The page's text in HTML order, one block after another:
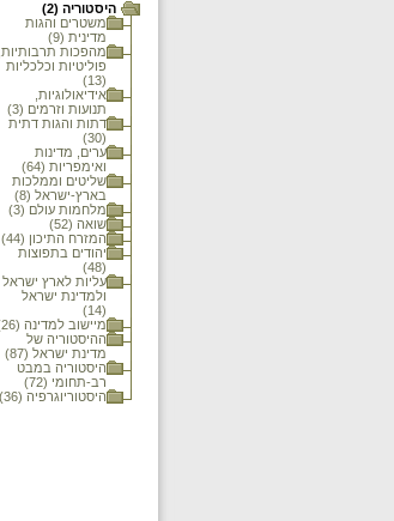
היסטוריה (2)
משטרים והגות
מדינית (9)
מהפכות תרבותיות,
פוליטיות וכלכליות
(13)
אידיאולוגיות,
תנועות וזרמים (3)
דתות והגות דתית
(30)
ערים, מדינות
ואימפריות (64)
שליטים וממלכות
בארץ-ישראל (8)
מלחמות עולם (3)
שואה (52)
המזרח התיכון (44)
יהודים בתפוצות
(48)
עליות לארץ ישראל
ולמדינת ישראל
(14)
מיישוב למדינה (26)
ההיסטוריה של
מדינת ישראל (87)
היסטוריה במבט
רב-תחומי (72)
היסטוריוגרפיה (36)